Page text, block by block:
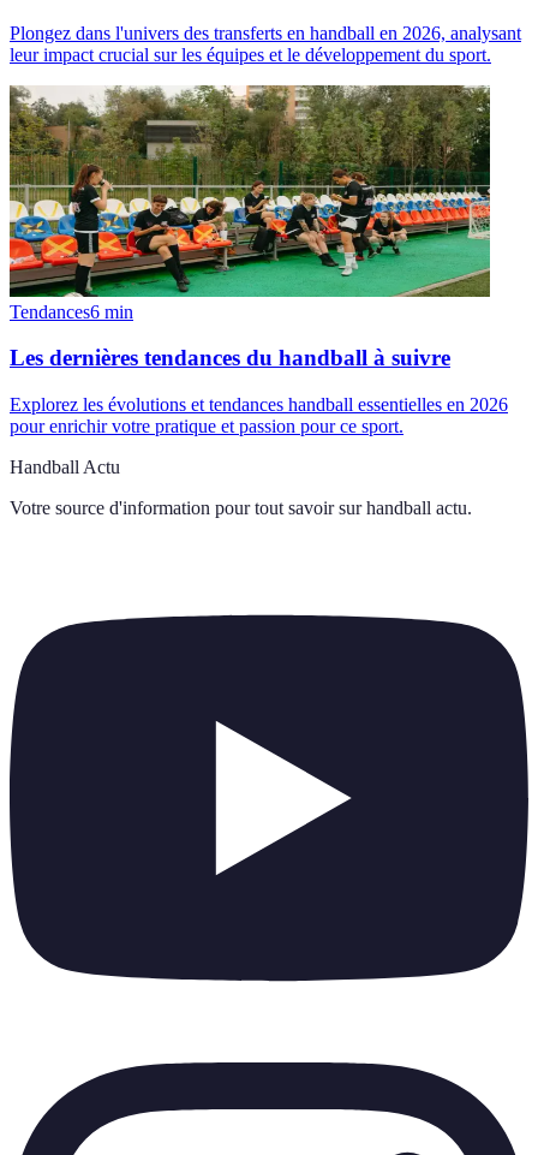
Plongez dans l'univers des transferts en handball en 2026, analysant
leur impact crucial sur les équipes et le développement du sport.
Tendances6 min
Les dernières tendances du handball à suivre
Explorez les évolutions et tendances handball essentielles en 2026
pour enrichir votre pratique et passion pour ce sport.
Handball Actu
Votre source d'information pour tout savoir sur handball actu.